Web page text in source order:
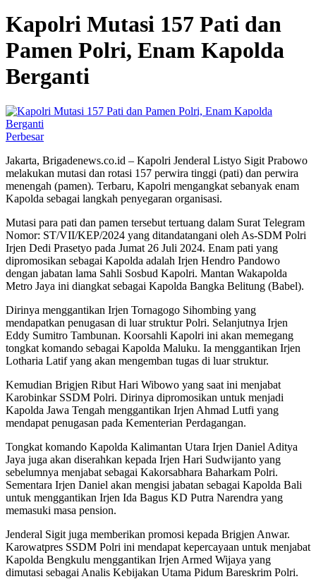
Kapolri Mutasi 157 Pati dan
Pamen Polri, Enam Kapolda
Berganti
Perbesar
Jakarta, Brigadenews.co.id – Kapolri Jenderal Listyo Sigit Prabowo
melakukan mutasi dan rotasi 157 perwira tinggi (pati) dan perwira
menengah (pamen). Terbaru, Kapolri mengangkat sebanyak enam
Kapolda sebagai langkah penyegaran organisasi.
Mutasi para pati dan pamen tersebut tertuang dalam Surat Telegram
Nomor: ST/VII/KEP/2024 yang ditandatangani oleh As-SDM Polri
Irjen Dedi Prasetyo pada Jumat 26 Juli 2024. Enam pati yang
dipromosikan sebagai Kapolda adalah Irjen Hendro Pandowo
dengan jabatan lama Sahli Sosbud Kapolri. Mantan Wakapolda
Metro Jaya ini diangkat sebagai Kapolda Bangka Belitung (Babel).
Dirinya menggantikan Irjen Tornagogo Sihombing yang
mendapatkan penugasan di luar struktur Polri. Selanjutnya Irjen
Eddy Sumitro Tambunan. Koorsahli Kapolri ini akan memegang
tongkat komando sebagai Kapolda Maluku. Ia menggantikan Irjen
Lotharia Latif yang akan mengemban tugas di luar struktur.
Kemudian Brigjen Ribut Hari Wibowo yang saat ini menjabat
Karobinkar SSDM Polri. Dirinya dipromosikan untuk menjadi
Kapolda Jawa Tengah menggantikan Irjen Ahmad Lutfi yang
mendapat penugasan pada Kementerian Perdagangan.
Tongkat komando Kapolda Kalimantan Utara Irjen Daniel Aditya
Jaya juga akan diserahkan kepada Irjen Hari Sudwijanto yang
sebelumnya menjabat sebagai Kakorsabhara Baharkam Polri.
Sementara Irjen Daniel akan mengisi jabatan sebagai Kapolda Bali
untuk menggantikan Irjen Ida Bagus KD Putra Narendra yang
memasuki masa pension.
Jenderal Sigit juga memberikan promosi kepada Brigjen Anwar.
Karowatpres SSDM Polri ini mendapat kepercayaan untuk menjabat
Kapolda Bengkulu menggantikan Irjen Armed Wijaya yang
dimutasi sebagai Analis Kebijakan Utama Pidum Bareskrim Polri.